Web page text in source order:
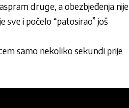
druge, a obezbjeđenja nije
sve i počelo “patosirao” još
samo nekoliko sekundi prije